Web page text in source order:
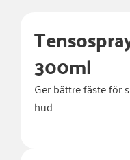
300ml
Ger bättre fäste för
hud.